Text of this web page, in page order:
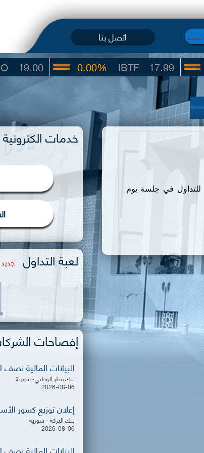
جديد اتصل بنا
17.99
IBTF
0.00% 0.00%
للتداول في جلسة يوم
خدمات الكترونية
لعبة التداول جديد
إفصاحات
البيانات المالية نصف
بنك قطر الوطني- سورية
2026-08-06
إعلان توزيع كسور
بنك البركة - سورية
2026-08-06